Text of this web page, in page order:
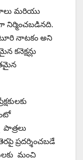
మరియు
నిర్మించబడినది.
నాటకం అని
ప్రదర్శించబడే
మంచి